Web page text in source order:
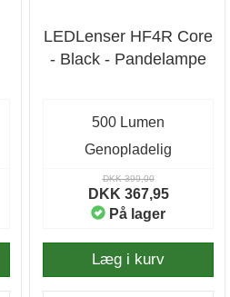
LEDLenser HF4R Core
- Black - Pandelampe
500 Lumen
Genopladelig
DKK 399,00
DKK 367,95
På lager
Læg i kurv